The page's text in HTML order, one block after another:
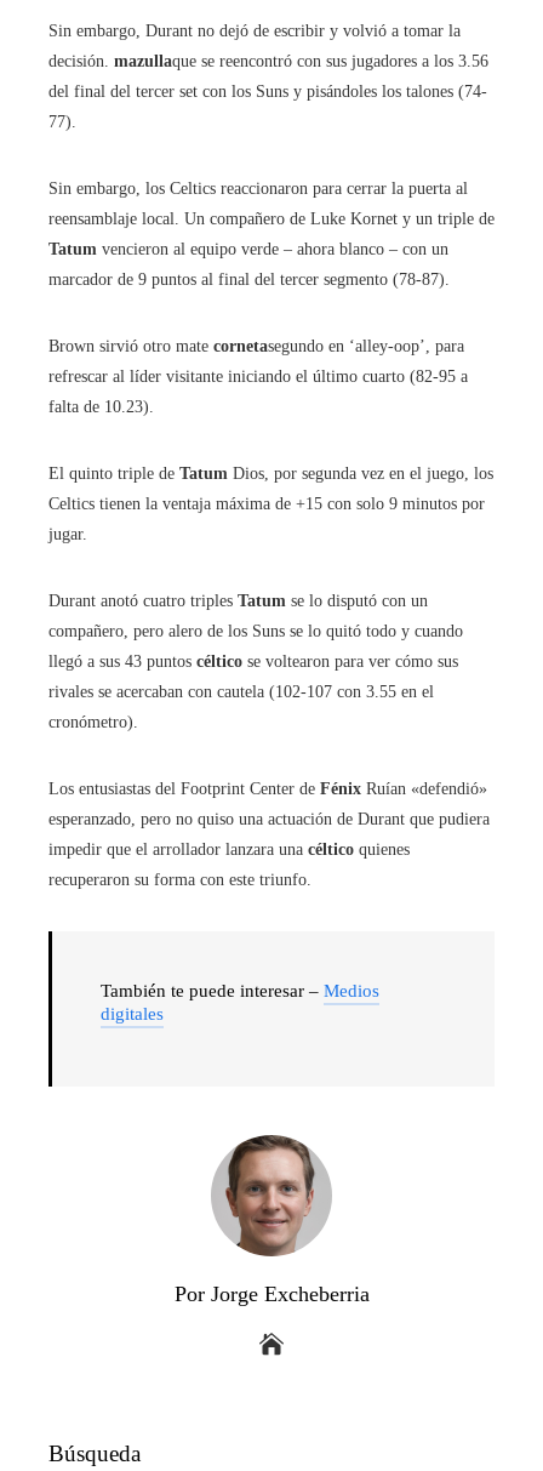
Sin embargo, Durant no dejó de escribir y volvió a tomar la
decisión. mazullaque se reencontró con sus jugadores a los 3.56
del final del tercer set con los Suns y pisándoles los talones (74-
77).
Sin embargo, los Celtics reaccionaron para cerrar la puerta al
reensamblaje local. Un compañero de Luke Kornet y un triple de
Tatum vencieron al equipo verde – ahora blanco – con un
marcador de 9 puntos al final del tercer segmento (78-87).
Brown sirvió otro mate cornetasegundo en ‘alley-oop’, para
refrescar al líder visitante iniciando el último cuarto (82-95 a
falta de 10.23).
El quinto triple de Tatum Dios, por segunda vez en el juego, los
Celtics tienen la ventaja máxima de +15 con solo 9 minutos por
jugar.
Durant anotó cuatro triples Tatum se lo disputó con un
compañero, pero alero de los Suns se lo quitó todo y cuando
llegó a sus 43 puntos céltico se voltearon para ver cómo sus
rivales se acercaban con cautela (102-107 con 3.55 en el
cronómetro).
Los entusiastas del Footprint Center de Fénix Ruían «defendió»
esperanzado, pero no quiso una actuación de Durant que pudiera
impedir que el arrollador lanzara una céltico quienes
recuperaron su forma con este triunfo.
También te puede interesar – Medios
digitales
Por Jorge Excheberria
Búsqueda